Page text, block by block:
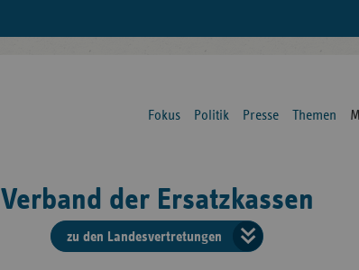
Fokus Politik Presse Themen
Verband der Ersatzkassen
zu den Landesvertretungen